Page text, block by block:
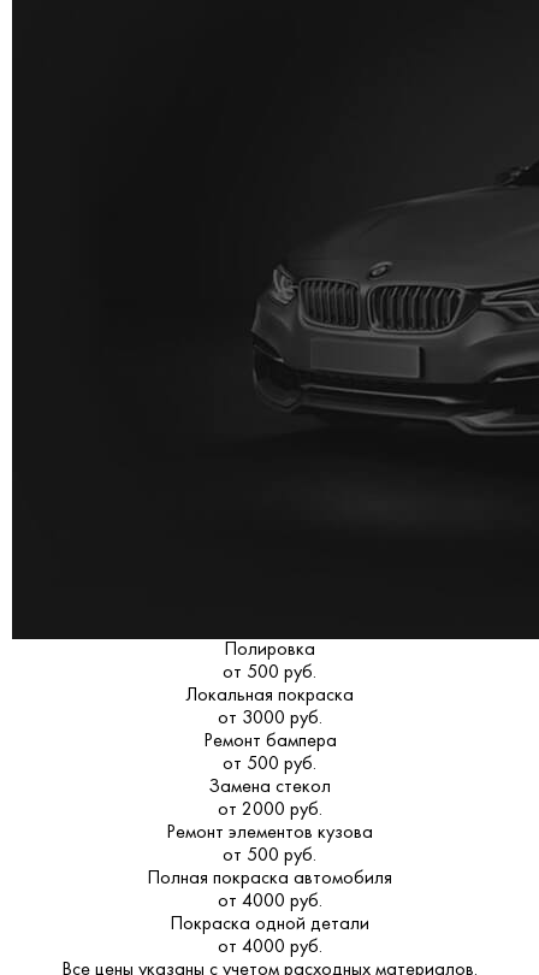
Полировка
от 500 руб.
Локальная покраска
от 3000 руб.
Ремонт бампера
от 500 руб.
Замена стекол
от 2000 руб.
Ремонт элементов кузова
от 500 руб.
Полная покраска автомобиля
от 4000 руб.
Покраска одной детали
от 4000 руб.
Все цены указаны с учетом расходных материалов.